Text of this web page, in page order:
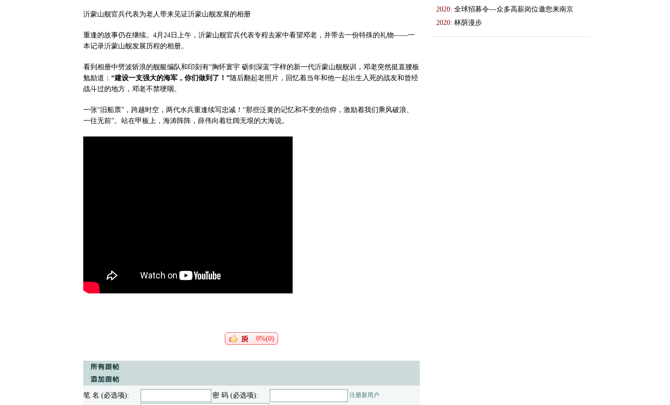
沂蒙山舰官兵代表为老人带来见证沂蒙山舰发展的相册
重逢的故事仍在继续。4月24日上午，沂蒙山舰官兵代表专程去家中看望邓老，并带去一份特殊的礼物——一
本记录沂蒙山舰发展历程的相册。
看到相册中劈波斩浪的舰艇编队和印刻有“胸怀寰宇 砺剑深蓝”字样的新一代沂蒙山舰舰训，邓老突然挺直腰板
勉励道： “建设一支强大的海军，你们做到了！”随后翻起老照片，回忆着当年和他一起出生入死的战友和曾经
战斗过的地方，邓老不禁哽咽。
一张“旧船票”，跨越时空，两代水兵重逢续写忠诚！“那些泛黄的记忆和不变的信仰，激励着我们乘风破浪、
一往无前”。站在甲板上，海涛阵阵，薛伟向着壮阔无垠的大海说。
0%(0)
笔 名 (必选项): 密 码 (必选项): 注册新用户
2020: 全球招募令---众多高薪岗位邀您来南京
2020: 林荫漫步